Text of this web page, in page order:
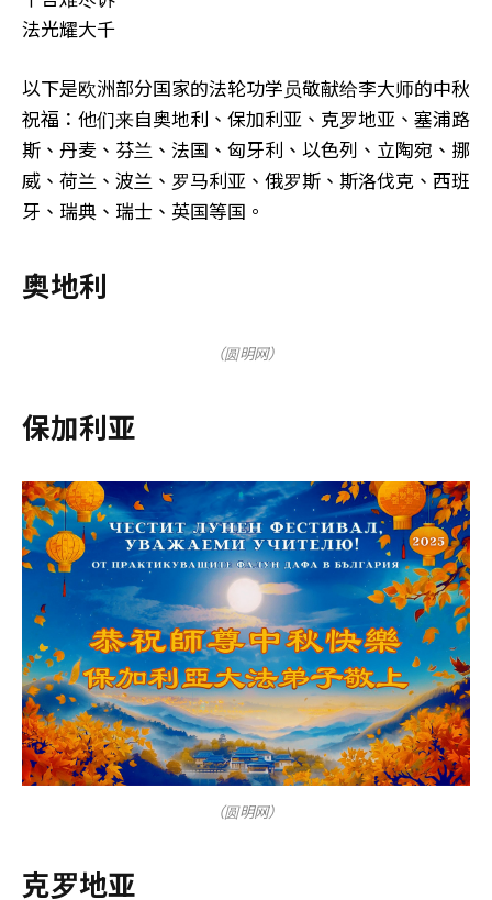
法光耀大千
以下是欧洲部分国家的法轮功学员敬献给李大师的中秋
祝福：他们来自奥地利、保加利亚、克罗地亚、塞浦路
斯、丹麦、芬兰、法国、匈牙利、以色列、立陶宛、挪
威、荷兰、波兰、罗马利亚、俄罗斯、斯洛伐克、西班
牙、瑞典、瑞士、英国等国。
奥地利
（圆明网）
保加利亚
（圆明网）
克罗地亚